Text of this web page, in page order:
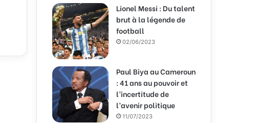
Lionel Messi : Du talent
brut à la légende de
football
02/06/2023
Paul Biya au Cameroun
: 41 ans au pouvoir et
l’incertitude de
l’avenir politique
11/07/2023